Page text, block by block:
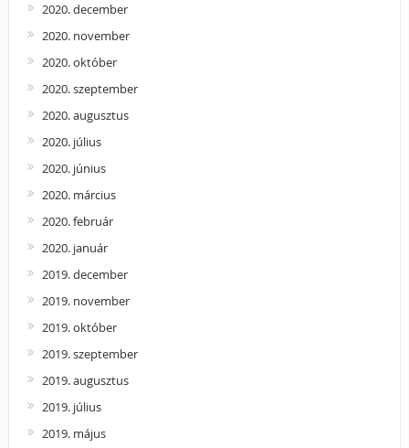
2020. december
2020. november
2020. október
2020. szeptember
2020. augusztus
2020. július
2020. június
2020. március
2020. február
2020. január
2019. december
2019. november
2019. október
2019. szeptember
2019. augusztus
2019. július
2019. május